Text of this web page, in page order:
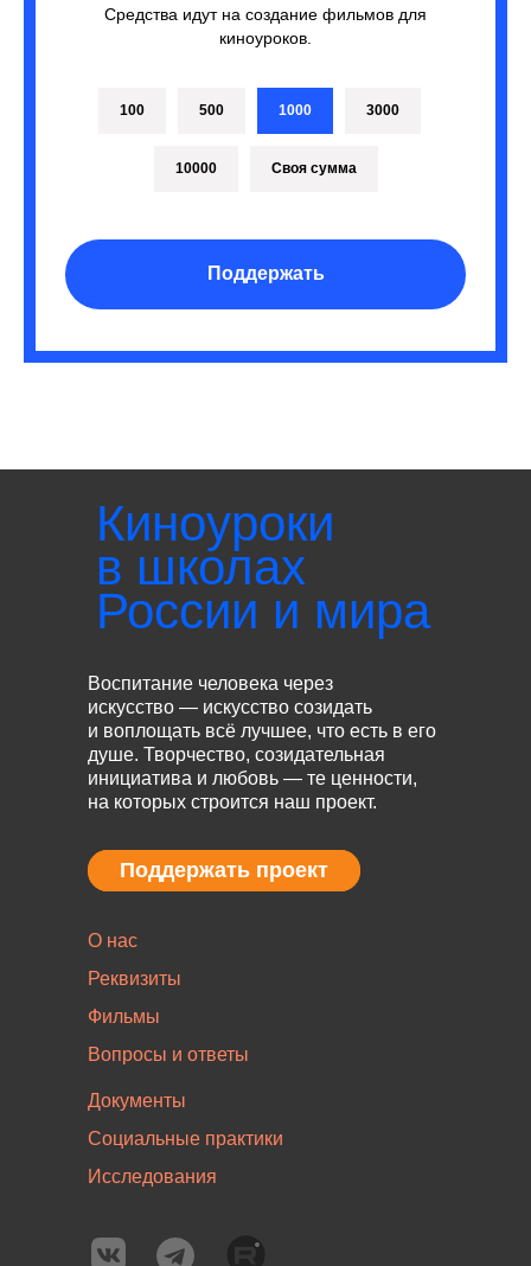
Средства идут на создание фильмов для
киноуроков.
100 500 1000 3000
10000 Своя сумма
Поддержать
Киноуроки
в школах
России и мира
Воспитание человека через
искусство — искусство созидать
и воплощать всё лучшее, что есть в его
душе. Творчество, созидательная
инициатива и любовь — те ценности,
на которых строится наш проект.
Документы
Социальные практики
Исследования
О нас
Реквизиты
Фильмы
Вопросы и ответы
Поддержать проект
Поддержать проект